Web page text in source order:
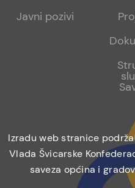
Javni pozivi
Izradu web stranice
Vlada Švicarske
saveza općina i